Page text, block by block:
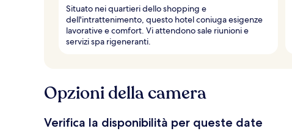
Situato nei quartieri dello shopping e
dell'intrattenimento, questo hotel coniuga esigenze
lavorative e comfort. Vi attendono sale riunioni e
servizi spa rigeneranti.
Opzioni della camera
Verifica la disponibilità per queste date